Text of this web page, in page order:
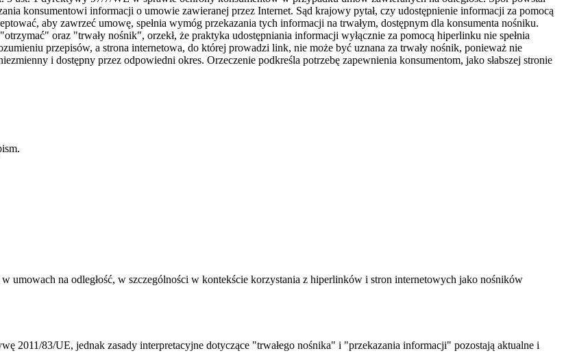
konsumentowi informacji o umowie zawieranej przez Internet. Sąd krajowy pytał, czy udostępnienie informacji za pomocą
aby zawrzeć umowę, spełnia wymóg przekazania tych informacji na trwałym, dostępnym dla konsumenta nośniku.
oraz "trwały nośnik", orzekł, że praktyka udostępniania informacji wyłącznie za pomocą hiperlinku nie spełnia
przepisów, a strona internetowa, do której prowadzi link, nie może być uznana za trwały nośnik, ponieważ nie
i dostępny przez odpowiedni okres. Orzeczenie podkreśla potrzebę zapewnienia konsumentom, jako słabszej stronie
umowach na odległość, w szczególności w kontekście korzystania z hiperlinków i stron internetowych jako nośników
2011/83/UE, jednak zasady interpretacyjne dotyczące "trwałego nośnika" i "przekazania informacji" pozostają aktualne i